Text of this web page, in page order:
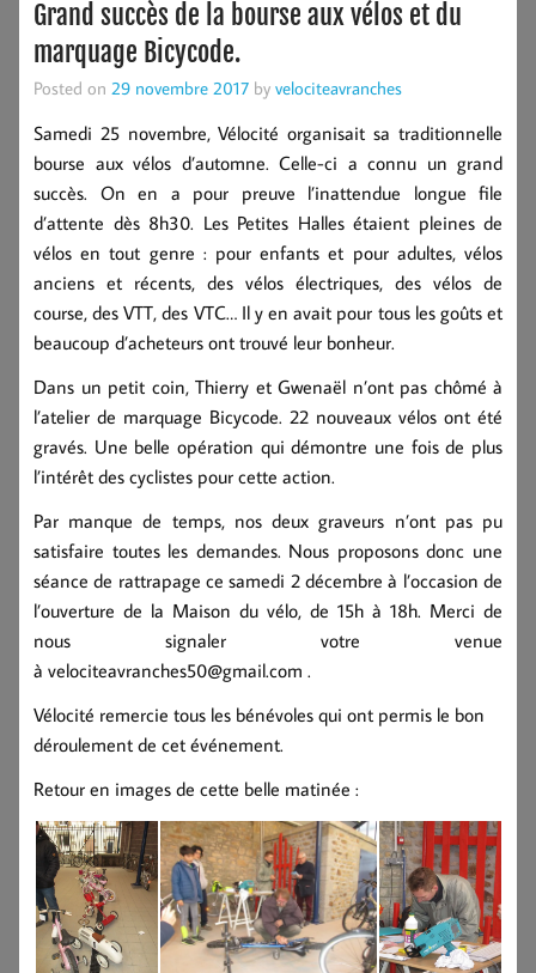
Grand succès de la bourse aux vélos et du
marquage Bicycode.
Posted on 29 novembre 2017 by velociteavranches
Samedi 25 novembre, Vélocité organisait sa traditionnelle
bourse aux vélos d’automne. Celle-ci a connu un grand
succès. On en a pour preuve l’inattendue longue file
d’attente dès 8h30. Les Petites Halles étaient pleines de
vélos en tout genre : pour enfants et pour adultes, vélos
anciens et récents, des vélos électriques, des vélos de
course, des VTT, des VTC… Il y en avait pour tous les goûts et
beaucoup d’acheteurs ont trouvé leur bonheur.
Dans un petit coin, Thierry et Gwenaël n’ont pas chômé à
l’atelier de marquage Bicycode. 22 nouveaux vélos ont été
gravés. Une belle opération qui démontre une fois de plus
l’intérêt des cyclistes pour cette action.
Par manque de temps, nos deux graveurs n’ont pas pu
satisfaire toutes les demandes. Nous proposons donc une
séance de rattrapage ce samedi 2 décembre à l’occasion de
l’ouverture de la Maison du vélo, de 15h à 18h. Merci de
nous signaler votre venue
à velociteavranches50@gmail.com .
Vélocité remercie tous les bénévoles qui ont permis le bon
déroulement de cet événement.
Retour en images de cette belle matinée :